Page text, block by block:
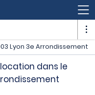
Lyon 3e Arrondissement
dans le